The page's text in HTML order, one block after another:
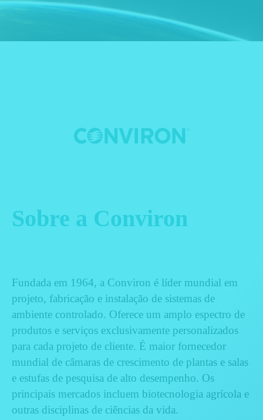
Sobre a Conviron
Fundada em 1964, a Conviron é líder mundial em
projeto, fabricação e instalação de sistemas de
ambiente controlado. Oferece um amplo espectro de
produtos e serviços exclusivamente personalizados
para cada projeto de cliente. É maior fornecedor
mundial de câmaras de crescimento de plantas e salas
e estufas de pesquisa de alto desempenho. Os
principais mercados incluem biotecnologia agrícola e
outras disciplinas de ciências da vida.